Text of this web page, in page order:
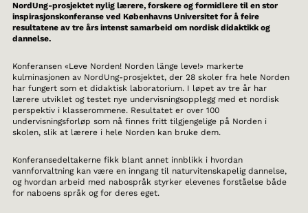
NordUng-prosjektet nylig lærere, forskere og formidlere til en stor
inspirasjonskonferanse ved Københavns Universitet for å feire
resultatene av tre års intenst samarbeid om nordisk didaktikk og
dannelse.
Konferansen «Leve Norden! Norden länge leve!» markerte
kulminasjonen av NordUng-prosjektet, der 28 skoler fra hele Norden
har fungert som et didaktisk laboratorium. I løpet av tre år har
lærere utviklet og testet nye undervisningsopplegg med et nordisk
perspektiv i klasserommene. Resultatet er over 100
undervisningsforløp som nå finnes fritt tilgjengelige på Norden i
skolen, slik at lærere i hele Norden kan bruke dem.
Konferansedeltakerne fikk blant annet innblikk i hvordan
vannforvaltning kan være en inngang til naturvitenskapelig dannelse,
og hvordan arbeid med nabospråk styrker elevenes forståelse både
for naboens språk og for deres eget.